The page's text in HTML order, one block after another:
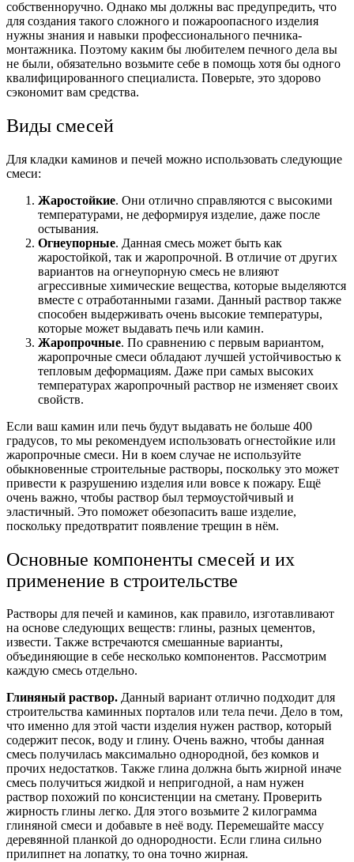
собственноручно. Однако мы должны вас предупредить, что
для создания такого сложного и пожароопасного изделия
нужны знания и навыки профессионального печника-
монтажника. Поэтому каким бы любителем печного дела вы
не были, обязательно возьмите себе в помощь хотя бы одного
квалифицированного специалиста. Поверьте, это здорово
сэкономит вам средства.
Виды смесей
Для кладки каминов и печей можно использовать следующие
смеси:
Жаростойкие. Они отлично справляются с высокими
температурами, не деформируя изделие, даже после
остывания.
Огнеупорные. Данная смесь может быть как
жаростойкой, так и жаропрочной. В отличие от других
вариантов на огнеупорную смесь не влияют
агрессивные химические вещества, которые выделяются
вместе с отработанными газами. Данный раствор также
способен выдерживать очень высокие температуры,
которые может выдавать печь или камин.
Жаропрочные. По сравнению с первым вариантом,
жаропрочные смеси обладают лучшей устойчивостью к
тепловым деформациям. Даже при самых высоких
температурах жаропрочный раствор не изменяет своих
свойств.
Если ваш камин или печь будут выдавать не больше 400
градусов, то мы рекомендуем использовать огнестойкие или
жаропрочные смеси. Ни в коем случае не используйте
обыкновенные строительные растворы, поскольку это может
привести к разрушению изделия или вовсе к пожару. Ещё
очень важно, чтобы раствор был термоустойчивый и
эластичный. Это поможет обезопасить ваше изделие,
поскольку предотвратит появление трещин в нём.
Основные компоненты смесей и их
применение в строительстве
Растворы для печей и каминов, как правило, изготавливают
на основе следующих веществ: глины, разных цементов,
извести. Также встречаются смешанные варианты,
объединяющие в себе несколько компонентов. Рассмотрим
каждую смесь отдельно.
Глиняный раствор. Данный вариант отлично подходит для
строительства каминных порталов или тела печи. Дело в том,
что именно для этой части изделия нужен раствор, который
содержит песок, воду и глину. Очень важно, чтобы данная
смесь получилась максимально однородной, без комков и
прочих недостатков. Также глина должна быть жирной иначе
смесь получиться жидкой и непригодной, а нам нужен
раствор похожий по консистенции на сметану. Проверить
жирность глины легко. Для этого возьмите 2 килограмма
глиняной смеси и добавьте в неё воду. Перемешайте массу
деревянной планкой до однородности. Если глина сильно
прилипнет на лопатку, то она точно жирная.